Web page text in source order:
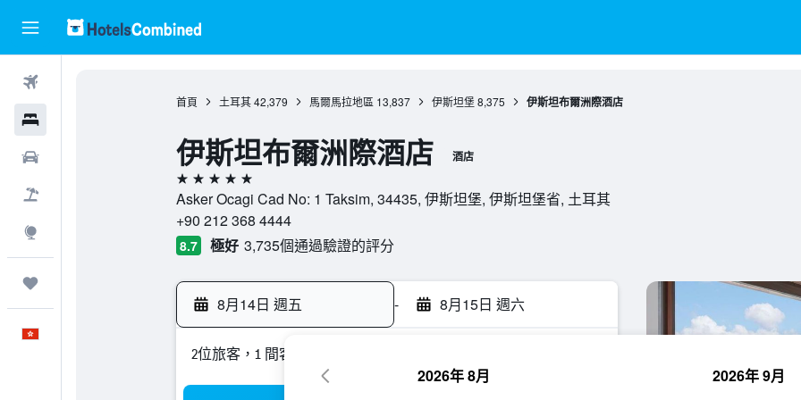
首頁 土耳其 42,379 馬爾馬拉地區 13,837 伊斯坦堡 8,375 伊斯坦布爾洲際酒店
伊斯坦布爾洲際酒店 酒店
5星級
Asker Ocagi Cad No: 1 Taksim, 34435, 伊斯坦堡, 伊斯坦堡省, 土耳其
+90 212 368 4444
8.7 極好 3,735個通過驗證的評分
8月14日 週五 - 8月15日 週六
2位旅客，1 間客房
2026年 8月 2026年 9月